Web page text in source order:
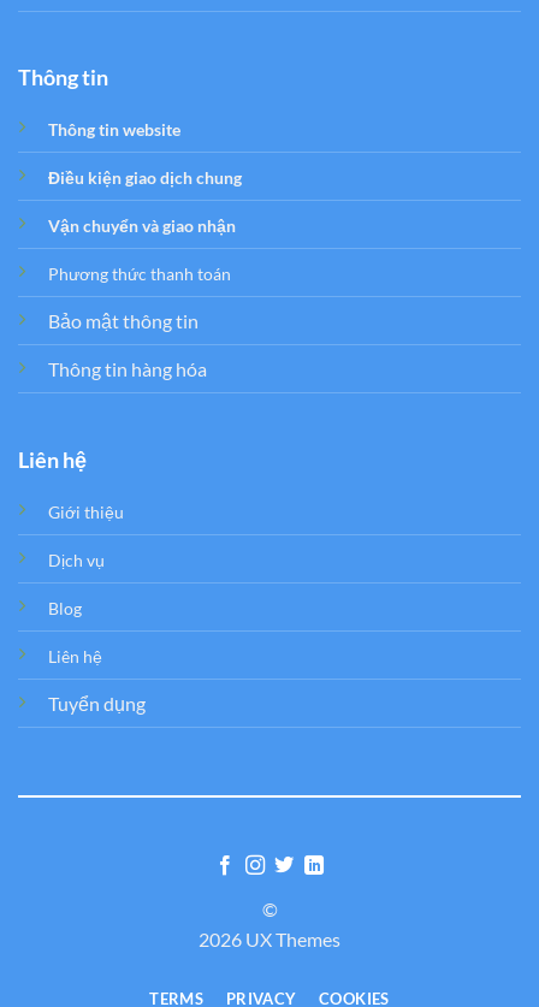
Thông tin
Thông tin website
Điều kiện giao dịch chung
Vận chuyển và giao nhận
Phương thức thanh toán
Bảo mật thông tin
Thông tin hàng hóa
Liên hệ
Giới thiệu
Dịch vụ
Blog
Liên hệ
Tuyển dụng
©
2026 UX Themes
TERMS PRIVACY COOKIES